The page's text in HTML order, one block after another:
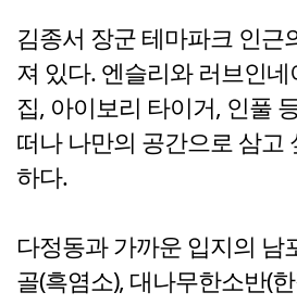
김종서 장군 테마파크 인근
져 있다. 엔슬리와 러브인
집, 아이보리 타이거, 인풀
떠나 나만의 공간으로 삼고
하다.
다정동과 가까운 입지의 남
골(흑염소), 대나무한소반(